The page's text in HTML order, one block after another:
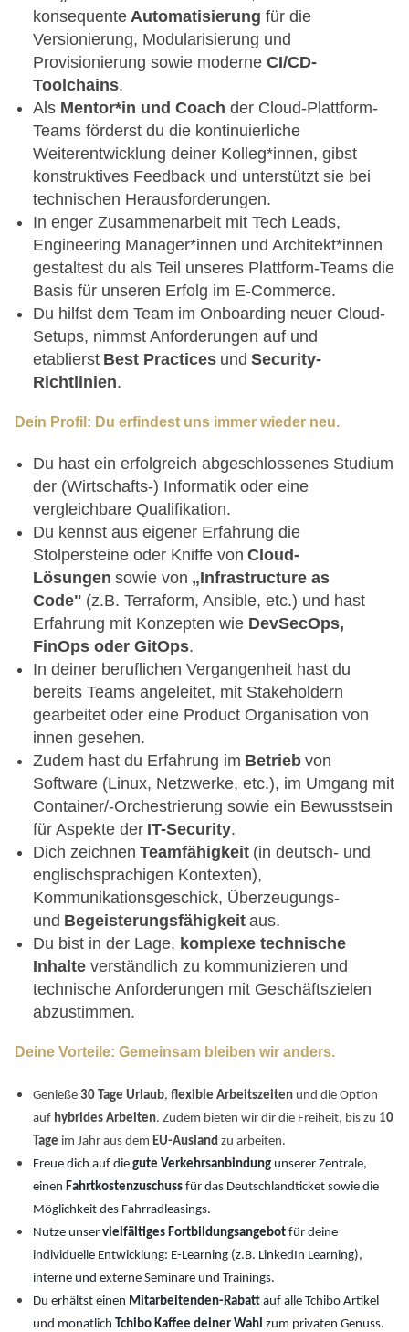
konsequente Automatisierung für die
Versionierung, Modularisierung und
Provisionierung sowie moderne CI/CD-
Toolchains.
Als Mentor*in und Coach der Cloud-Plattform-
Teams förderst du die kontinuierliche
Weiterentwicklung deiner Kolleg*innen, gibst
konstruktives Feedback und unterstützt sie bei
technischen Herausforderungen.
In enger Zusammenarbeit mit Tech Leads,
Engineering Manager*innen und Architekt*innen
gestaltest du als Teil unseres Plattform-Teams die
Basis für unseren Erfolg im E-Commerce.
Du hilfst dem Team im Onboarding neuer Cloud-
Setups, nimmst Anforderungen auf und
etablierst Best Practices und Security-
Richtlinien.
Dein Profil: Du erfindest uns immer wieder neu.
Du hast ein erfolgreich abgeschlossenes Studium
der (Wirtschafts-) Informatik oder eine
vergleichbare Qualifikation.
Du kennst aus eigener Erfahrung die
Stolpersteine oder Kniffe von Cloud-
Lösungen sowie von „Infrastructure as
Code" (z.B. Terraform, Ansible, etc.) und hast
Erfahrung mit Konzepten wie DevSecOps,
FinOps oder GitOps.
In deiner beruflichen Vergangenheit hast du
bereits Teams angeleitet, mit Stakeholdern
gearbeitet oder eine Product Organisation von
innen gesehen.
Zudem hast du Erfahrung im Betrieb von
Software (Linux, Netzwerke, etc.), im Umgang mit
Container/-Orchestrierung sowie ein Bewusstsein
für Aspekte der IT-Security.
Dich zeichnen Teamfähigkeit (in deutsch- und
englischsprachigen Kontexten),
Kommunikationsgeschick, Überzeugungs-
und Begeisterungsfähigkeit aus.
Du bist in der Lage, komplexe technische
Inhalte verständlich zu kommunizieren und
technische Anforderungen mit Geschäftszielen
abzustimmen.
Deine Vorteile: Gemeinsam bleiben wir anders.
Genieße 30 Tage Urlaub, flexible Arbeitszeiten und die Option
auf hybrides Arbeiten. Zudem bieten wir dir die Freiheit, bis zu 10
Tage im Jahr aus dem EU-Ausland zu arbeiten.
Freue dich auf die gute Verkehrsanbindung unserer Zentrale,
einen Fahrtkostenzuschuss für das Deutschlandticket sowie die
Möglichkeit des Fahrradleasings.
Nutze unser vielfältiges Fortbildungsangebot für deine
individuelle Entwicklung: E-Learning (z.B. LinkedIn Learning),
interne und externe Seminare und Trainings.
Du erhältst einen Mitarbeitenden-Rabatt auf alle Tchibo Artikel
und monatlich Tchibo Kaffee deiner Wahl zum privaten Genuss.